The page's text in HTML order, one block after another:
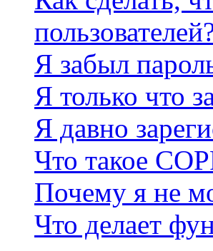
Я забыл
Я только что
Я давно
Что такое
Почему я не
Что делает